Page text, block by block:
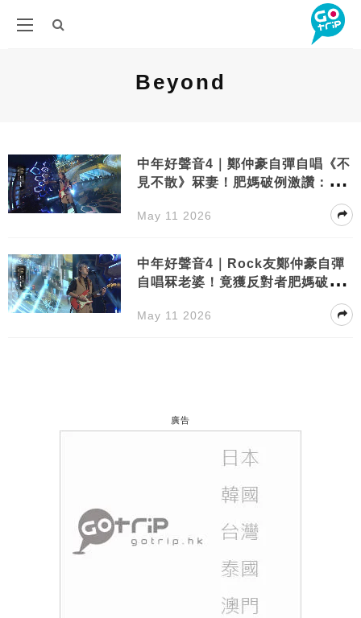
Beyond
中年好聲音4｜鄭仲豪自彈自唱《不
見不散》冧妻！肥媽破例激讚：值
May 11 2026
中年好聲音4｜Rock友鄭仲豪自彈
自唱冧老婆！竟獲反對者肥媽破例
May 11 2026
廣告